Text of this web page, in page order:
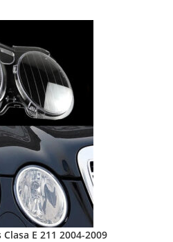
E 211 2004-2009